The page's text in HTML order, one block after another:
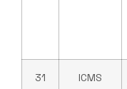
31 ICMS